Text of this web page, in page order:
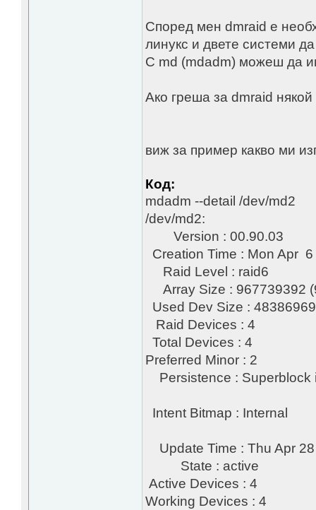
Според мен dmraid е
линукс и двете системи
С md (mdadm) можеш да
Ако греша за dmraid
виж за пример какво ми
Код:
mdadm --detail /dev/md2
/dev/md2:
Version : 00.90.03
Creation Time : Mon Apr
Raid Level : raid6
Array Size : 967739392
Used Dev Size :
Raid Devices : 4
Total Devices : 4
Preferred Minor : 2
Persistence : Superblock
Intent Bitmap : Internal
Update Time : Thu Apr
State : active
Active Devices : 4
Working Devices : 4